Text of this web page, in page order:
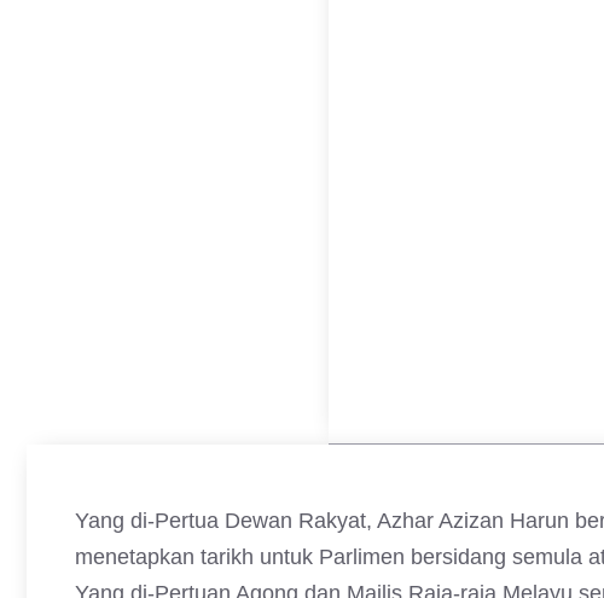
Yang di-Pertua Dewan Rakyat, Azhar Azizan Harun
menetapkan tarikh untuk Parlimen bersidang semula
Yang di-Pertuan Agong dan Majlis Raja-raja Melayu